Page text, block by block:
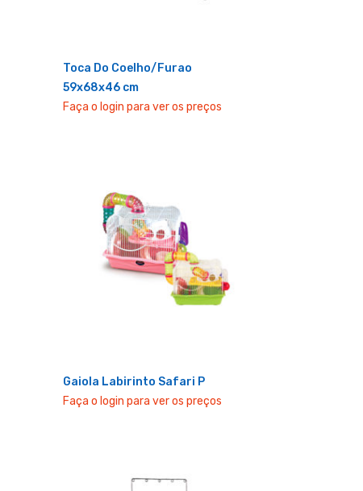
Toca Do Coelho/Furao
59x68x46 cm
Faça o login para ver os preços
Gaiola Labirinto Safari P
Faça o login para ver os preços